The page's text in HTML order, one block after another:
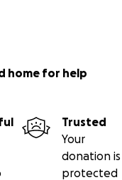
home for help
Trusted
Your
donation is
protected